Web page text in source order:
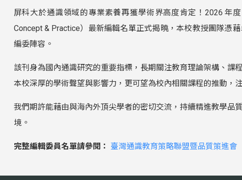
屏科大於通識領域的專業素養再獲學術界高度肯定！2026 年
Concept & Practice）最新編輯名單正式揭曉，本校教授團隊憑
編委陣容。
該刊身為國內通識研究的重要指標，長期關注教育理論架構、課
本校深厚的學術聲望與影響力，更可望為校內相關課程的推動，
我們期許能藉由與海內外頂尖學者的密切交流，持續精進教學品
境。
完整編輯委員名單請參閱： 臺灣通識教育策略聯盟暨品質策進會